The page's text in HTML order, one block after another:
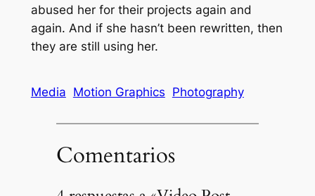
abused her for their projects again and
again. And if she hasn’t been rewritten, then
they are still using her.
Media Motion Graphics Photography
Comentarios